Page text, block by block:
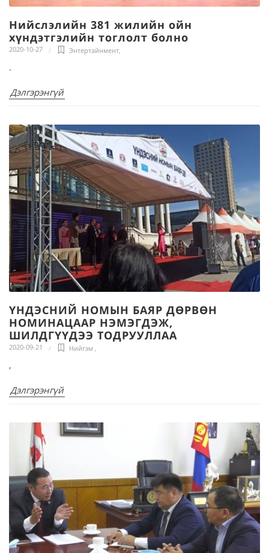
Нийслэлийн 381 жилийн ойн
хүндэтгэлийн тоглолт болно
2020-10-27 Энтертайнмент,
.
Дэлгэрэнгүй
ҮНДЭСНИЙ НОМЫН БАЯР ДӨРВӨН
НОМИНАЦААР НЭМЭГДЭЖ,
ШИЛДГҮҮДЭЭ ТОДРУУЛЛАА
2020-09-21 Нийгэм ,
,
Дэлгэрэнгүй